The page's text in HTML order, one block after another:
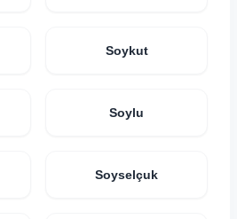
Soykut
Soylu
Soyselçuk